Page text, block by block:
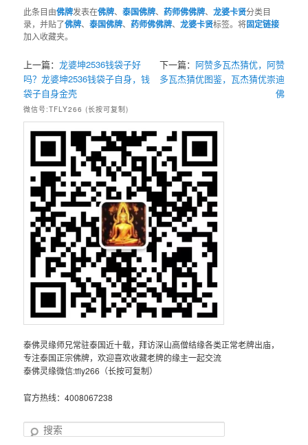
此条目由佛牌发表在佛牌、泰国佛牌、药师佛佛牌、龙婆卡贤分类目
录，并贴了佛牌、泰国佛牌、药师佛佛牌、龙婆卡贤标签。将固定链接
加入收藏夹。
上一篇：龙婆坤2536钱袋子好
吗？龙婆坤2536钱袋子自身，钱
袋子自身金壳
下一篇： 阿赞多瓦杰猜优，阿赞
多瓦杰猜优图鉴，瓦杰猜优崇迪
佛
微信号:TFLY266 (长按可复制)
泰佛灵缘师兄常驻泰国近十载，拜访深山高僧结缘各类正常老牌出庙，
专注泰国正宗佛牌，欢迎喜欢收藏老牌的缘主一起交流
泰佛灵缘微信:tfly266（长按可复制）
官方热线：4008067238
搜